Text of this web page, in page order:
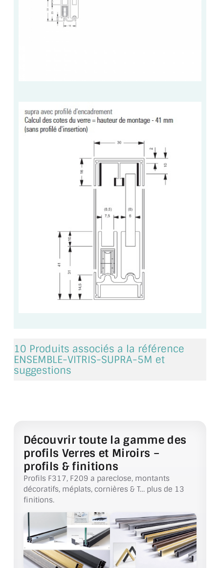
DOUBLE VITRAGE
ACCESSOIRES & QUINCAILLERIE
VITRINE EN VERRE
CONNECTEURS ET ASSEMBLAGE DE VERRES
PLATS ET CORNIÈRES
LES CHARNIÈRES DE PORTE EN VERRE
BOUTONS ET POIGNÉES
BARRES DE STABILISATION
JOINTS D'ÉTANCHÉITÉS
FIXATION GARDES CORPS
SYSTÈMES PIVOTANTS
(STROMBINOSCOPE)
ACCESSOIRES EN PROMOTIONS
COMMENT COUPER DU VERRE ?
CONSEILS / AIDE
A PROPOS DE LA LIVRAISON
COMPTE PRO
MON PANIER
PLAN DU SITE
DÉCONNEXION
10 Produits associés a la référence
ENSEMBLE-VITRIS-SUPRA-5M et
suggestions
Découvrir toute la gamme des
profils Verres et Miroirs –
profils & finitions
Profils F317, F209 a pareclose, montants
décoratifs, méplats, cornières & T… plus de 13
finitions.